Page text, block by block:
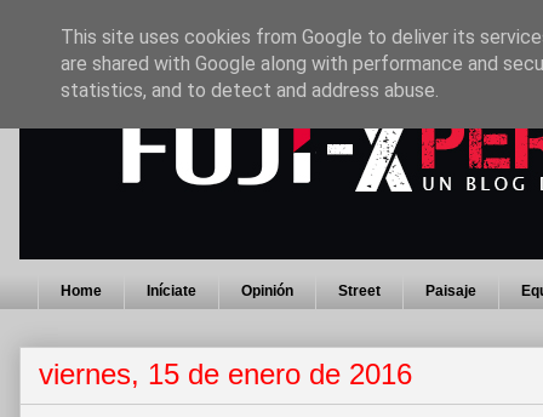
Home Iníciate Opinión Street Paisaje
viernes, 15 de enero de 2016
This site uses cookies from Google to deliver its
are shared with Google along with performance and
statistics, and to detect and address abuse.